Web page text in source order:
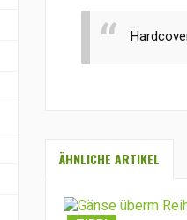
ÄHNLICHE ARTIKEL